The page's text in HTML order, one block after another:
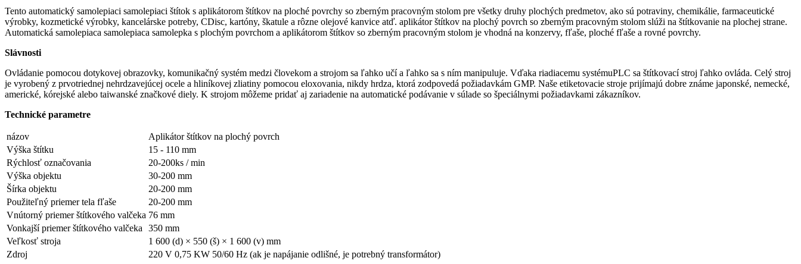
Tento automatický samolepiaci samolepiaci štítok s aplikátorom štítkov na ploché povrchy so zberným pracovným stolom pre všetky druhy plochých predmetov, ako sú potraviny, chemikálie, farmaceutické
výrobky, kozmetické výrobky, kancelárske potreby, CDisc, kartóny, škatule a rôzne olejové kanvice atď. aplikátor štítkov na plochý povrch so zberným pracovným stolom slúži na štítkovanie na plochej strane.
Automatická samolepiaca samolepiaca samolepka s plochým povrchom a aplikátorom štítkov so zberným pracovným stolom je vhodná na konzervy, fľaše, ploché fľaše a rovné povrchy.
Slávnosti
Ovládanie pomocou dotykovej obrazovky, komunikačný systém medzi človekom a strojom sa ľahko učí a ľahko sa s ním manipuluje. Vďaka riadiacemu systémuPLC sa štítkovací stroj ľahko ovláda. Celý stroj
je vyrobený z prvotriednej nehrdzavejúcej ocele a hliníkovej zliatiny pomocou eloxovania, nikdy hrdza, ktorá zodpovedá požiadavkám GMP. Naše etiketovacie stroje prijímajú dobre známe japonské, nemecké,
americké, kórejské alebo taiwanské značkové diely. K strojom môžeme pridať aj zariadenie na automatické podávanie v súlade so špeciálnymi požiadavkami zákazníkov.
Technické parametre
názov
Aplikátor štítkov na plochý povrch
Výška štítku
15 - 110 mm
Rýchlosť označovania
20-200ks / min
Výška objektu
30-200 mm
Šírka objektu
20-200 mm
Použiteľný priemer tela fľaše
20-200 mm
Vnútorný priemer štítkového valčeka 76 mm
Vonkajší priemer štítkového valčeka
350 mm
Veľkosť stroja
1 600 (d) × 550 (š) × 1 600 (v) mm
Zdroj
220 V 0,75 KW 50/60 Hz (ak je napájanie odlišné, je potrebný transformátor)